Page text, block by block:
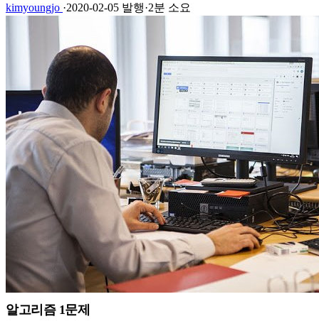
kimyoungjo ·2020-02-05 발행·2분 소요
알고리즘 1문제